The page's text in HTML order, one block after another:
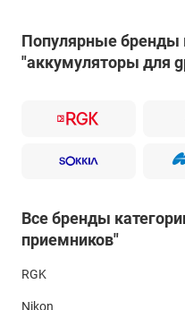
Популярные бренды
"аккумуляторы для
Все бренды
приемников"
RGK
Nikon